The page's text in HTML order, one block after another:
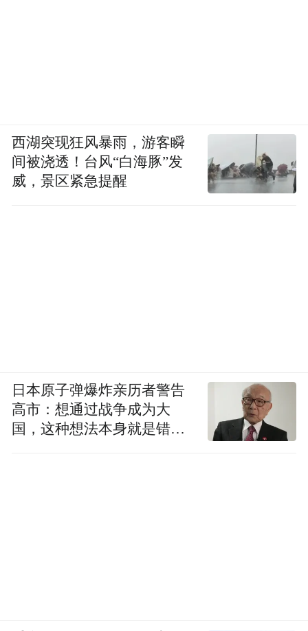
西湖突现狂风暴雨，游客瞬
间被浇透！台风“白海豚”发
威，景区紧急提醒
日本原子弹爆炸亲历者警告
高市：想通过战争成为大
国，这种想法本身就是错误